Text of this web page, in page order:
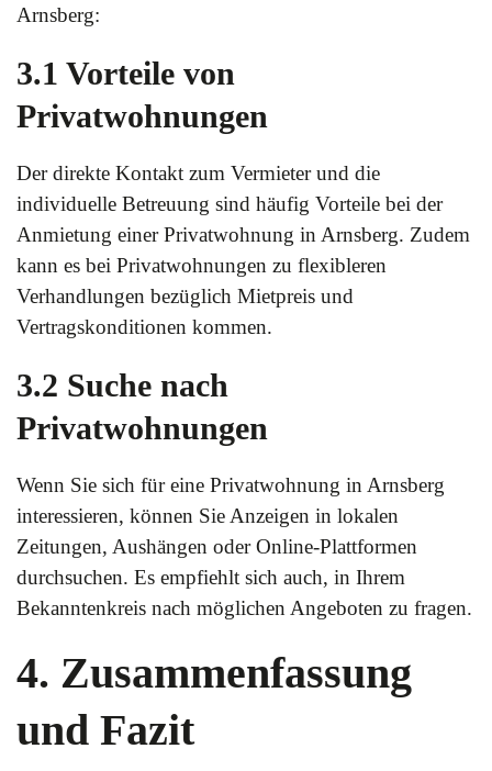
Arnsberg:
3.1 Vorteile von
Privatwohnungen
Der direkte Kontakt zum Vermieter und die
individuelle Betreuung sind häufig Vorteile bei der
Anmietung einer Privatwohnung in Arnsberg. Zudem
kann es bei Privatwohnungen zu flexibleren
Verhandlungen bezüglich Mietpreis und
Vertragskonditionen kommen.
3.2 Suche nach
Privatwohnungen
Wenn Sie sich für eine Privatwohnung in Arnsberg
interessieren, können Sie Anzeigen in lokalen
Zeitungen, Aushängen oder Online-Plattformen
durchsuchen. Es empfiehlt sich auch, in Ihrem
Bekanntenkreis nach möglichen Angeboten zu fragen.
4. Zusammenfassung
und Fazit